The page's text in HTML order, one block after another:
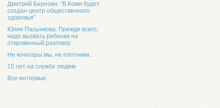
Дмитрий Березин: "В Коми будет
создан центр общественного
здоровья"
Юлия Пасынкова: Прежде всего,
надо вызвать ребенка на
откровенный разговор
Не кочегары мы, не плотники...
15 лет на службе людям
Все интервью